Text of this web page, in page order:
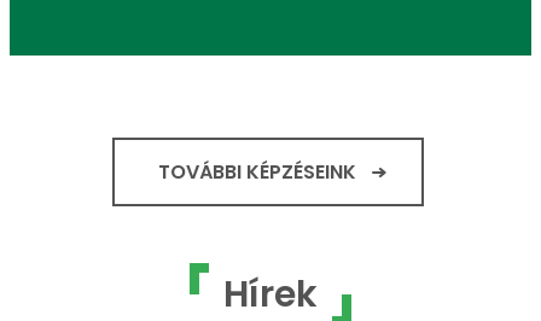
TOVÁBBI KÉPZÉSEINK
Hírek